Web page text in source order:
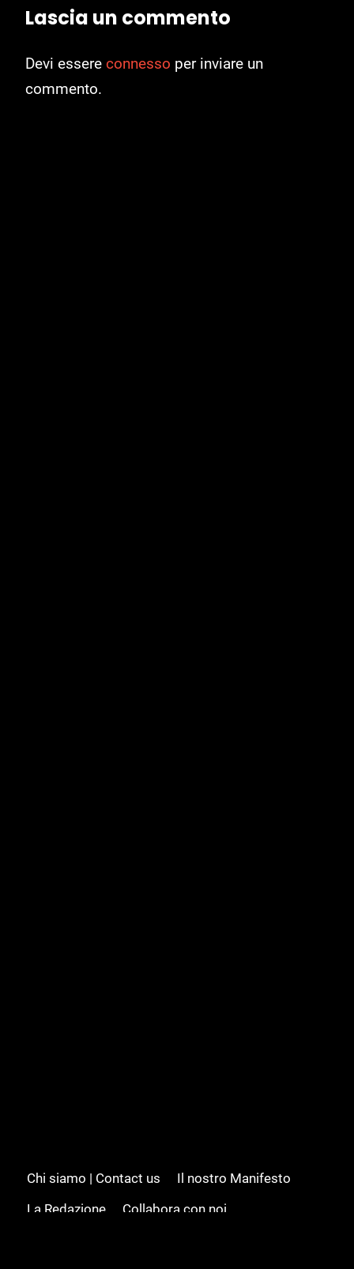
Lascia un commento
Devi essere connesso per inviare un
commento.
Chi siamo | Contact us
Il nostro Manifesto
La Redazione
Collabora con noi